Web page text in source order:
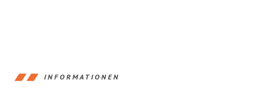
INFORMATIONEN